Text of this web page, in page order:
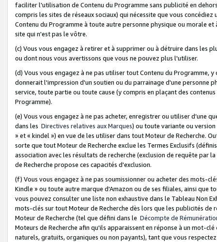
faciliter l'utilisation de Contenu du Programme sans publicité en
compris les sites de réseaux sociaux) qui nécessite que vous
Contenu du Programme à toute autre personne physique ou morale
site qui n'est pas le vôtre.
(c) Vous vous engagez à retirer et à supprimer ou à détruire dans les
ou dont nous vous avertissons que vous ne pouvez plus l'utiliser.
(d) Vous vous engagez à ne pas utiliser tout Contenu du Programme,
donnerait l'impression d'un soutien ou du parrainage d'une personne
service, toute partie ou toute cause (y compris en plaçant des
Programme).
(e) Vous vous engagez à ne pas acheter, enregistrer ou utiliser d’une
dans les Directives relatives aux Marques) ou toute variante ou
» et « kindel ») en vue de les utiliser dans tout Moteur de Recherche.
sorte que tout Moteur de Recherche exclue les Termes Exclusifs
association avec les résultats de recherche (exclusion de requête
de Recherche propose ces capacités d'exclusion.
(f) Vous vous engagez à ne pas soumissionner ou acheter des mots-
Kindle » ou toute autre marque d'Amazon ou de ses filiales, ainsi que
vous pouvez consulter une liste non exhaustive dans le Tableau Non
mots-clés sur tout Moteur de Recherche dès lors que les publicités de
Moteur de Recherche (tel que défini dans le Décompte de
Moteurs de Recherche afin qu'ils apparaissent en réponse à un mot-
naturels, gratuits, organiques ou non payants), tant que vous